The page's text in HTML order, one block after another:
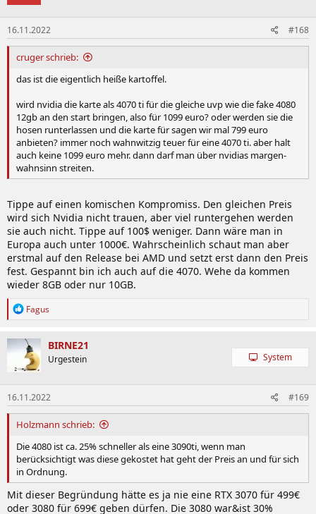
16.11.2022 #168
cruger schrieb:
das ist die eigentlich heiße kartoffel.
wird nvidia die karte als 4070 ti für die gleiche uvp wie die fake 4080
12gb an den start bringen, also für 1099 euro? oder werden sie die
hosen runterlassen und die karte für sagen wir mal 799 euro
anbieten? immer noch wahnwitzig teuer für eine 4070 ti. aber halt
auch keine 1099 euro mehr. dann darf man über nvidias margen-
wahnsinn streiten.
Tippe auf einen komischen Kompromiss. Den gleichen Preis
wird sich Nvidia nicht trauen, aber viel runtergehen werden
sie auch nicht. Tippe auf 100$ weniger. Dann wäre man in
Europa auch unter 1000€. Wahrscheinlich schaut man aber
erstmal auf den Release bei AMD und setzt erst dann den Preis
fest. Gespannt bin ich auch auf die 4070. Wehe da kommen
wieder 8GB oder nur 10GB.
R
k
t
i
n
e
n
:
Fagus
BIRNE21
Urgestein System
16.11.2022 #169
Holzmann schrieb:
Die 4080 ist ca. 25% schneller als eine 3090ti, wenn man
berücksichtigt was diese gekostet hat geht der Preis an und für sich
in Ordnung.
Mit dieser Begründung hätte es ja nie eine RTX 3070 für 499€
oder 3080 für 699€ geben dürfen. Die 3080 war&ist 30%